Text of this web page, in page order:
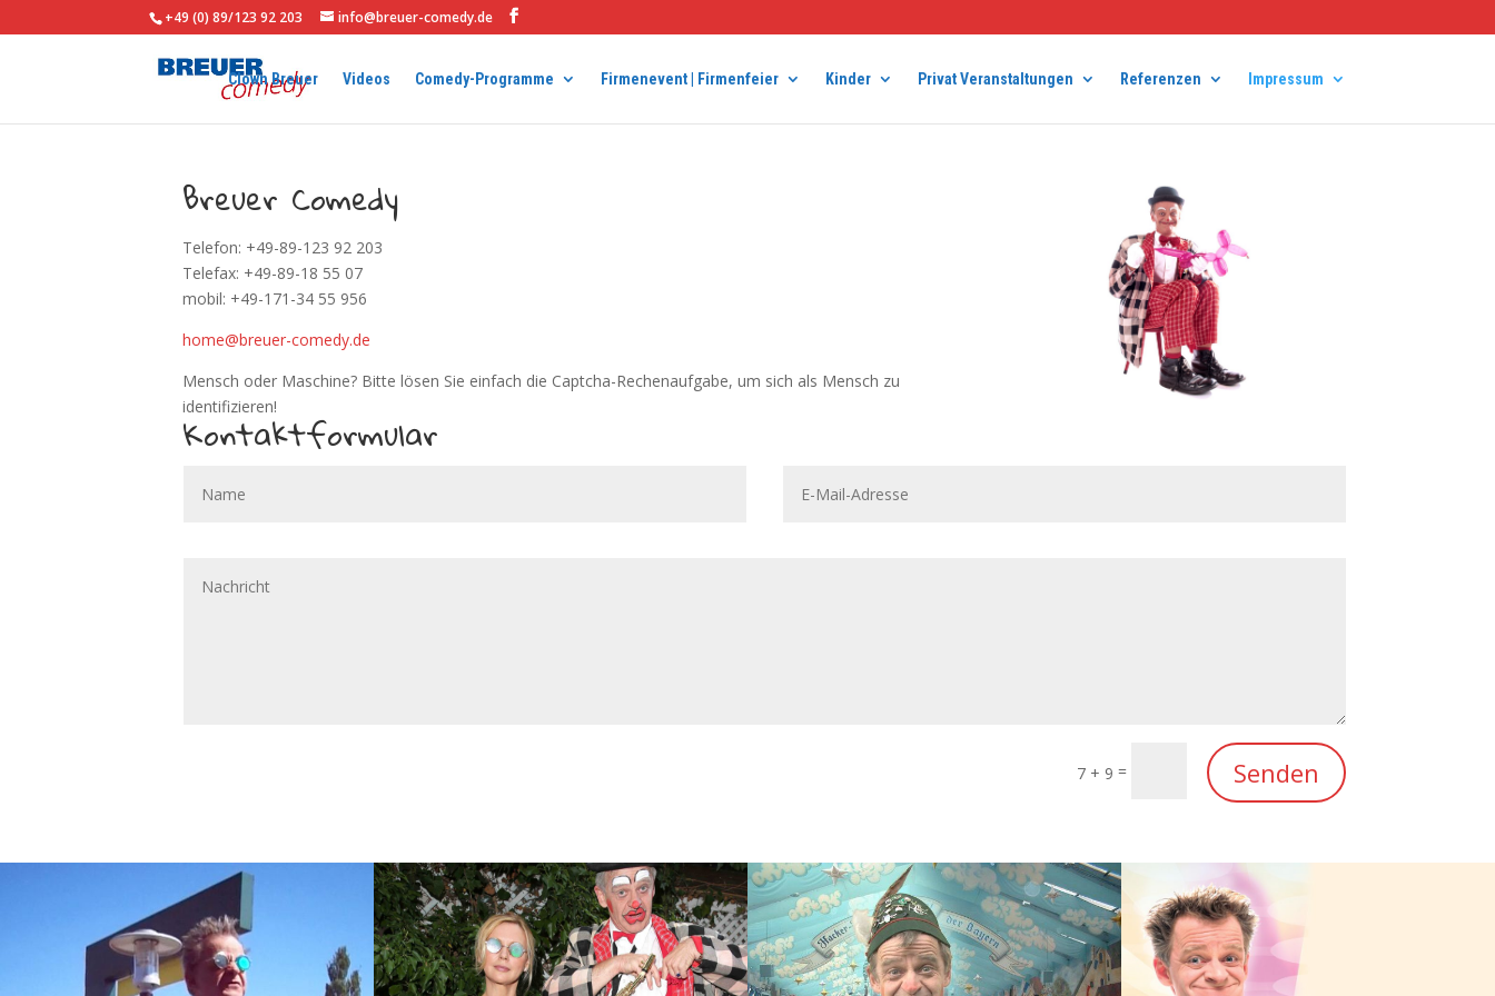
+49 (0) 89/123 92 203 info@breuer-comedy.de
Clown Breuer Videos Comedy-Programme Firmenevent | Firmenfeier Kinder Privat Veranstaltungen Referenzen Impressum
Breuer Comedy
Telefon: +49-89-123 92 203
Telefax: +49-89-18 55 07
mobil: +49-171-34 55 956
home@breuer-comedy.de
Mensch oder Maschine? Bitte lösen Sie einfach die Captcha-Rechenaufgabe, um sich als Mensch zu
identifizieren!
Kontaktformular
7 + 9 = Senden